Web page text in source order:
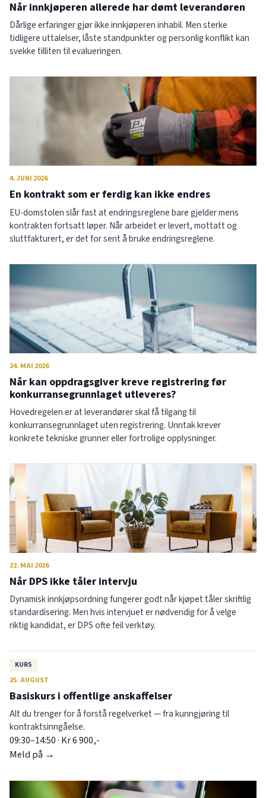
Når innkjøperen allerede har dømt leverandøren
Dårlige erfaringer gjør ikke innkjøperen inhabil. Men sterke
tidligere uttalelser, låste standpunkter og personlig konflikt kan
svekke tilliten til evalueringen.
4. JUNI 2026
En kontrakt som er ferdig kan ikke endres
EU-domstolen slår fast at endringsreglene bare gjelder mens
kontrakten fortsatt løper. Når arbeidet er levert, mottatt og
sluttfakturert, er det for sent å bruke endringsreglene.
24. MAI 2026
Når kan oppdragsgiver kreve registrering før
konkurransegrunnlaget utleveres?
Hovedregelen er at leverandører skal få tilgang til
konkurransegrunnlaget uten registrering. Unntak krever
konkrete tekniske grunner eller fortrolige opplysninger.
22. MAI 2026
Når DPS ikke tåler intervju
Dynamisk innkjøpsordning fungerer godt når kjøpet tåler skriftlig
standardisering. Men hvis intervjuet er nødvendig for å velge
riktig kandidat, er DPS ofte feil verktøy.
KURS
25. AUGUST
Basiskurs i offentlige anskaffelser
Alt du trenger for å forstå regelverket — fra kunngjøring til
kontraktsinngåelse.
09:30–14:50 · Kr 6 900,-
Meld på →